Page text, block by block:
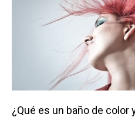
¿Qué es un baño de color